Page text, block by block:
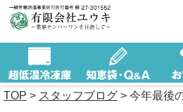
TOP > スタッフブログ > 今年最後